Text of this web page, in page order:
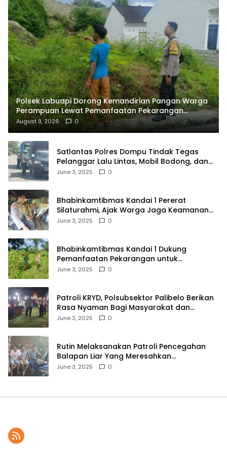
Polsek Labuapi Dorong Kemandirian Pangan Warga
Perampuan Lewat Pemanfaatan Pekarangan
Rumah
August 9, 2026 0
Satlantas Polres Dompu Tindak Tegas
Pelanggar Lalu Lintas, Mobil Bodong, dan
Kendaraan Tak Bayar Pajak
June 3, 2025 0
Bhabinkamtibmas Kandai 1 Pererat
Silaturahmi, Ajak Warga Jaga Keamanan
Lingkungan
June 3, 2025 0
Bhabinkamtibmas Kandai 1 Dukung
Pemanfaatan Pekarangan untuk
Ketahanan Pangan Menuju Indonesia Emas
June 3, 2025 0
Patroli KRYD, Polsubsektor Palibelo Berikan
Rasa Nyaman Bagi Masyarakat dan
Antisipasi Aksi Menjurus Premanisme
June 3, 2025 0
Rutin Melaksanakan Patroli Pencegahan
Balapan Liar Yang Meresahkan
Masyarakat, Polsek Soromandi
June 3, 2025 0